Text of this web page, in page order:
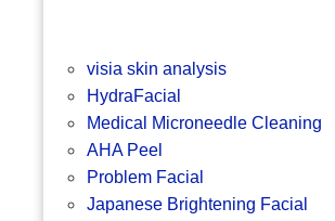
visia skin analysis
HydraFacial
Medical Microneedle Cleaning
AHA Peel
Problem Facial
Japanese Brightening Facial